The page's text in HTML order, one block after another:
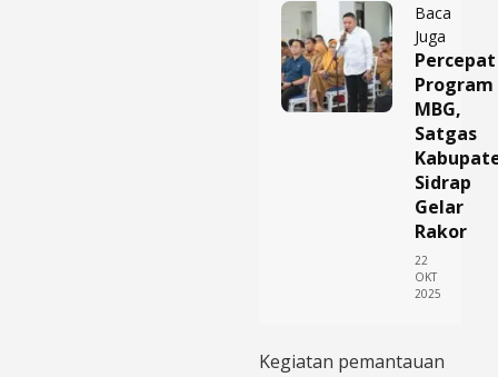
Baca
Juga
Percepat
Program
MBG,
Satgas
Sidrap
Gelar
Rakor
22
OKT
2025
​Kegiatan pemantauan